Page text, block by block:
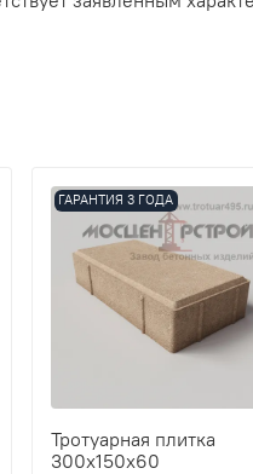
ГАРАНТИЯ 3 ГОДА
Тротуарная плитка
300х150х60